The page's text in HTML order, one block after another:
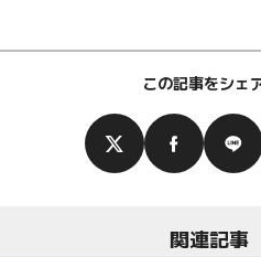
この記事をシェ
関連記事